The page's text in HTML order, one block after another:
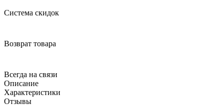
Система скидок
Возврат товара
Всегда на связи
Описание
Характеристики
Отзывы